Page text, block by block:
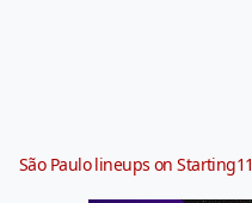
São Paulo lineups on Starting11